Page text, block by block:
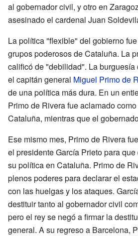
al gobernador civil, y otro en
asesinado el cardenal Juan
La política "flexible" del gobierno
grupos poderosos de Cataluña. La
calificó de "debilidad". La burguesía
el capitán general Miguel Primo de
de una política más dura. En un
Primo de Rivera fue aclamado
Cataluña, mientras que el
Ese mismo mes, Primo de Rivera
el presidente García Prieto para
su política en Cataluña. Primo de
plenos poderes para declarar el
con las huelgas y los ataques.
destituir tanto al gobernador civil
pero el rey se negó a firmar la
general. A su regreso a Barcelona,